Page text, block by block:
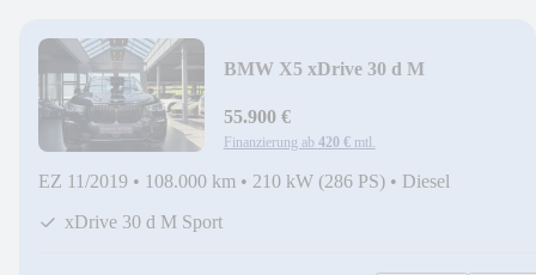
BMW X5 xDrive 30 d M
55.900 €
Finanzierung ab 420 € mtl.
EZ 11/2019 • 108.000 km • 210 kW (286 PS) • Diesel
xDrive 30 d M Sport